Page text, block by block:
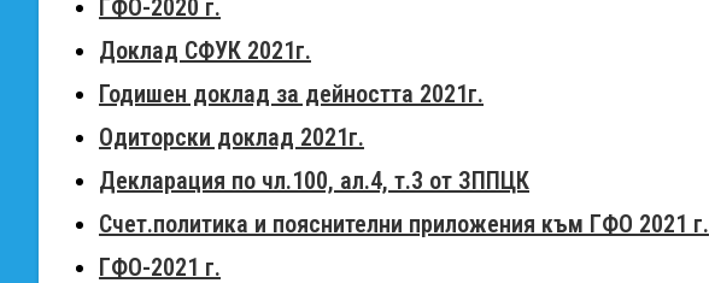
ГФО-2020 г.
Доклад СФУК 2021г.
Годишен доклад за дейността 2021г.
Одиторски доклад 2021г.
Декларация по чл.100, ал.4, т.3 от ЗППЦК
Счет.политика и пояснителни приложения към ГФО 2021 г.
ГФО-2021 г.